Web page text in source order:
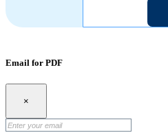
Email for PDF
×